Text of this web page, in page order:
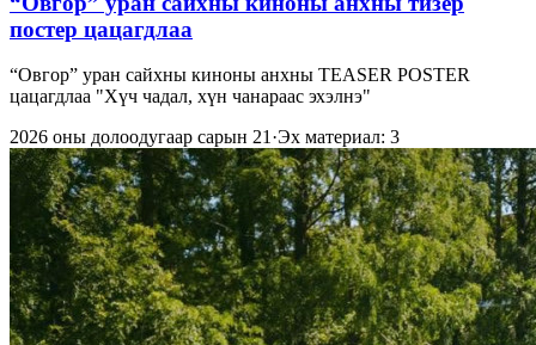
постер цацагдлаа
“Овгор” уран сайхны киноны анхны TEASER POSTER
цацагдлаа "Хүч чадал, хүн чанараас эхэлнэ"
2026 оны долоодугаар сарын 21·Эх материал: 3